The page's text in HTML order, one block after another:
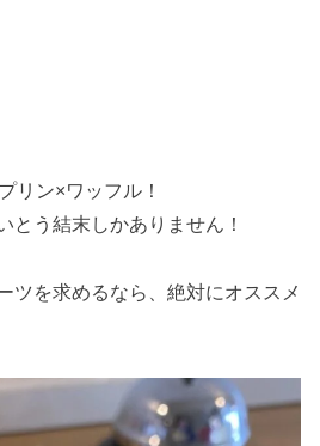
リン×ワッフル！
とう結末しかありません！
ツを求めるなら、絶対にオススメ